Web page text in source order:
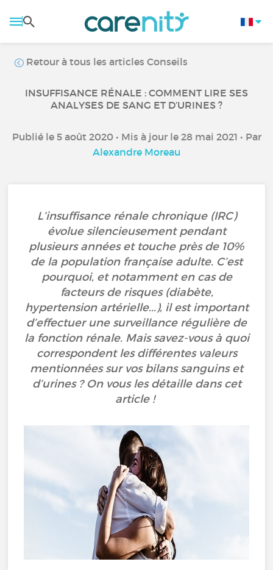
Retour à tous les articles Conseils
INSUFFISANCE RÉNALE : COMMENT LIRE SES
ANALYSES DE SANG ET D’URINES ?
Publié le 5 août 2020 • Mis à jour le 28 mai 2021 • Par
Alexandre Moreau
L’insuffisance rénale chronique (IRC)
évolue silencieusement pendant
plusieurs années et touche près de 10%
de la population française adulte. C’est
pourquoi, et notamment en cas de
facteurs de risques (diabète,
hypertension artérielle...), il est important
d’effectuer une surveillance régulière de
la fonction rénale. Mais savez-vous à quoi
correspondent les différentes valeurs
mentionnées sur vos bilans sanguins et
d’urines ? On vous les détaille dans cet
article !